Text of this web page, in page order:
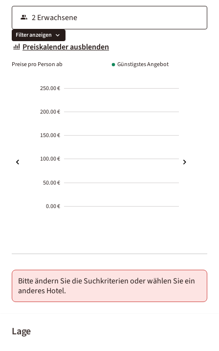
Filter anzeigen
Preiskalender ausblenden
Preise pro Person ab Günstigstes Angebot
250.00 €
200.00 €
150.00 €
100.00 €
50.00 €
0.00 €
01-02
Bitte ändern Sie die Suchkriterien oder wählen Sie ein
anderes Hotel.
Lage